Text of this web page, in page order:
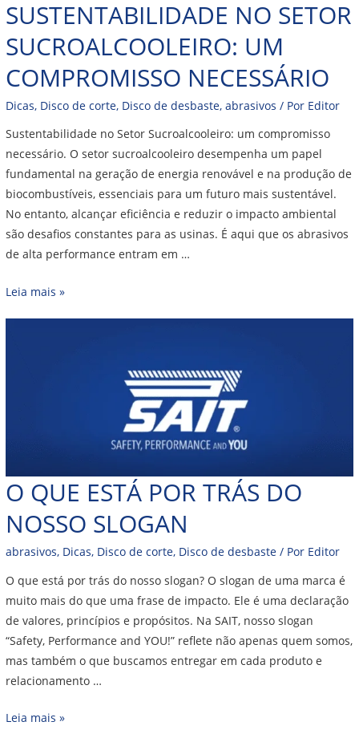
SUSTENTABILIDADE NO SETOR
SUCROALCOOLEIRO: UM
COMPROMISSO NECESSÁRIO
Dicas, Disco de corte, Disco de desbaste,abrasivos / Por Editor
Sustentabilidade no Setor Sucroalcooleiro: um compromisso
necessário. O setor sucroalcooleiro desempenha um papel
fundamental na geração de energia renovável e na produção de
biocombustíveis, essenciais para um futuro mais sustentável.
No entanto, alcançar eficiência e reduzir o impacto ambiental
são desafios constantes para as usinas. É aqui que os abrasivos
de alta performance entram em …
Leia mais »
O QUE ESTÁ POR TRÁS DO
NOSSO SLOGAN
abrasivos, Dicas, Disco de corte, Disco de desbaste / Por Editor
O que está por trás do nosso slogan? O slogan de uma marca é
muito mais do que uma frase de impacto. Ele é uma declaração
de valores, princípios e propósitos. Na SAIT, nosso slogan
“Safety, Performance and YOU!” reflete não apenas quem somos,
mas também o que buscamos entregar em cada produto e
relacionamento …
Leia mais »